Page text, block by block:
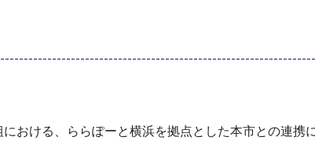
おける、ららぽーと横浜を拠点とした本市との連携